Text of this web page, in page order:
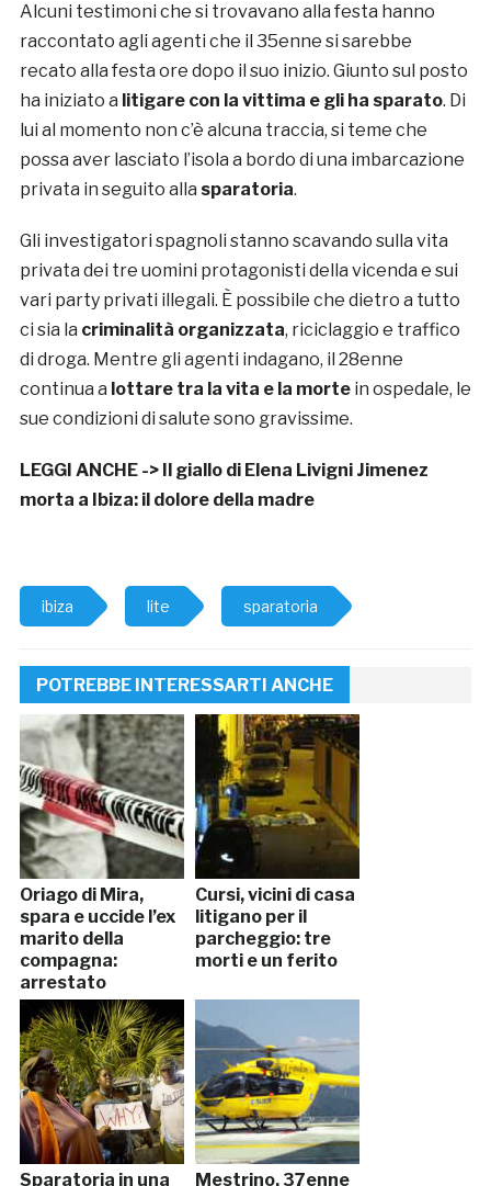
Alcuni testimoni che si trovavano alla festa hanno
raccontato agli agenti che il 35enne si sarebbe
recato alla festa ore dopo il suo inizio. Giunto sul posto
ha iniziato a litigare con la vittima e gli ha sparato. Di
lui al momento non c’è alcuna traccia, si teme che
possa aver lasciato l’isola a bordo di una imbarcazione
privata in seguito alla sparatoria.
Gli investigatori spagnoli stanno scavando sulla vita
privata dei tre uomini protagonisti della vicenda e sui
vari party privati illegali. È possibile che dietro a tutto
ci sia la criminalità organizzata, riciclaggio e traffico
di droga. Mentre gli agenti indagano, il 28enne
continua a lottare tra la vita e la mortein ospedale, le
sue condizioni di salute sono gravissime.
LEGGI ANCHE ->
Il giallo di Elena Livigni Jimenez
morta a Ibiza: il dolore della madre
ibiza lite sparatoria
POTREBBE INTERESSARTI ANCHE
Oriago di Mira,
spara e uccide l’ex
marito della
compagna:
arrestato
Cursi, vicini di casa
litigano per il
parcheggio: tre
morti e un ferito
Sparatoria in una Mestrino, 37enne